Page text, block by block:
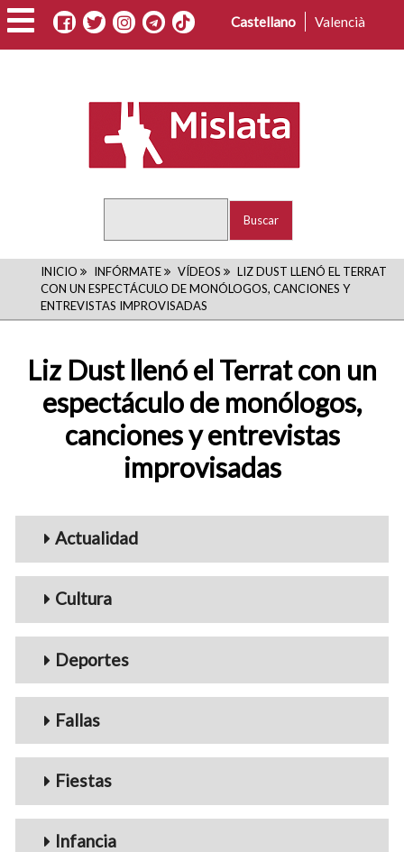
Pasar
al
contenido
Castellano Valencià
RUTA
DE
INICIO INFÓRMATE VÍDEOS
LIZ DUST LLENÓ EL TERRAT
CON UN ESPECTÁCULO DE MONÓLOGOS, CANCIONES Y
ENTREVISTAS IMPROVISADAS
Liz Dust llenó el Terrat con un
espectáculo de monólogos,
canciones y entrevistas
improvisadas
Menu_Videos
Actualidad
Cultura
Deportes
Fallas
Fiestas
Infancia